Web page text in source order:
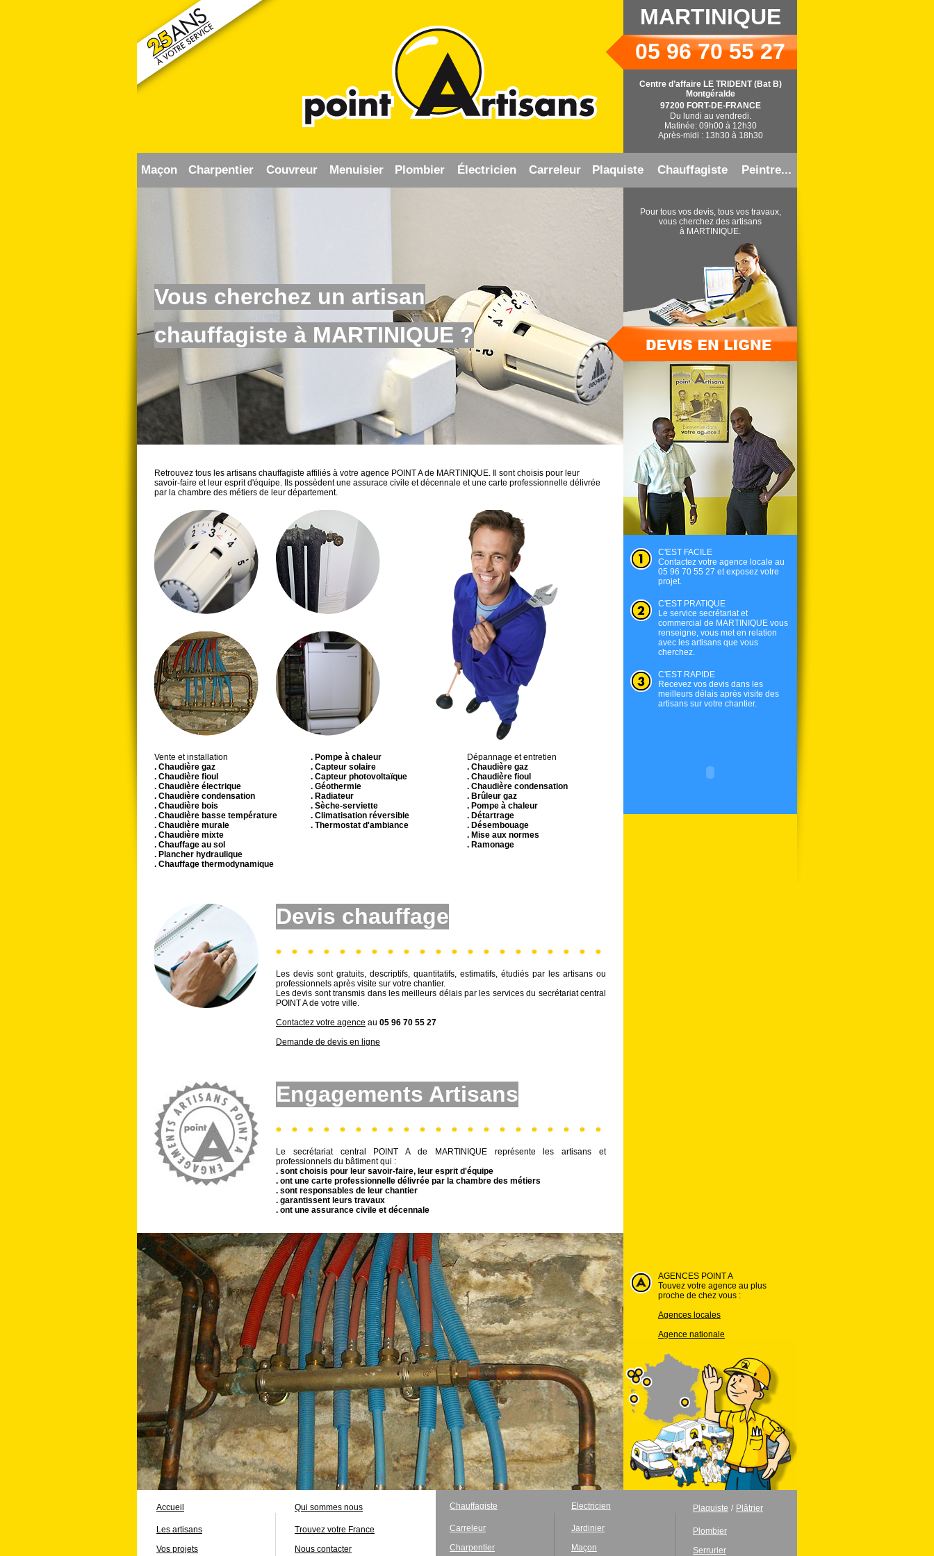
MARTINIQUE
05 96 70 55 27
Centre d’affaire LE TRIDENT (Bat B)
Montgéralde
97200 FORT-DE-FRANCE
Du lundi au vendredi.
Matinée: 09h00 à 12h30
Après-midi : 13h30 à 18h30
Maçon Charpentier Couvreur Menuisier Plombier Électricien Carreleur Plaquiste Chauffagiste Peintre...
Vous cherchez un artisan
chauffagiste à MARTINIQUE ?
Retrouvez tous les artisans chauffagiste affiliés à votre agence POINT A de MARTINIQUE. Il sont choisis pour leur
savoir-faire et leur esprit d'équipe. Ils possèdent une assurace civile et décennale et une carte professionnelle délivrée
par la chambre des métiers de leur département.
Vente et installation
. Chaudière gaz
. Chaudière fioul
. Chaudière électrique
. Chaudière condensation
. Chaudière bois
. Chaudière basse température
. Chaudière murale
. Chaudière mixte
. Chauffage au sol
. Plancher hydraulique
. Chauffage thermodynamique
. Pompe à chaleur
. Capteur solaire
. Capteur photovoltaïque
. Géothermie
. Radiateur
. Sèche-serviette
. Climatisation réversible
. Thermostat d'ambiance
Dépannage et entretien
. Chaudière gaz
. Chaudière fioul
. Chaudière condensation
. Brûleur gaz
. Pompe à chaleur
. Détartrage
. Désembouage
. Mise aux normes
. Ramonage
Devis chauffage
Les devis sont gratuits, descriptifs, quantitatifs, estimatifs, étudiés par les artisans ou
professionnels après visite sur votre chantier.
Les devis sont transmis dans les meilleurs délais par les services du secrétariat central
POINT A de votre ville.
Contactez votre agence au 05 96 70 55 27
Demande de devis en ligne
Engagements Artisans
Le secrétariat central POINT A de MARTINIQUE représente les artisans et
professionnels du bâtiment qui :
. sont choisis pour leur savoir-faire, leur esprit d'équipe
. ont une carte professionnelle délivrée par la chambre des métiers
. sont responsables de leur chantier
. garantissent leurs travaux
. ont une assurance civile et décennale
Pour tous vos devis, tous vos travaux,
vous cherchez des artisans
à MARTINIQUE.
C'EST FACILE
Contactez votre agence locale au
05 96 70 55 27 et exposez votre
projet.
C'EST PRATIQUE
Le service secrétariat et
commercial de MARTINIQUE vous
renseigne, vous met en relation
avec les artisans que vous
cherchez.
C'EST RAPIDE
Recevez vos devis dans les
meilleurs délais après visite des
artisans sur votre chantier.
AGENCES POINT A
Touvez votre agence au plus
proche de chez vous :
Agences locales
Agence nationale
Accueil
Les artisans
Vos projets
Qui sommes nous
Trouvez votre France
Nous contacter
Chauffagiste
Carreleur
Charpentier
Electricien
Jardinier
Maçon
Plaquiste / Plâtrier
Plombier
Serrurier